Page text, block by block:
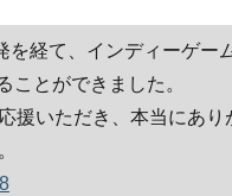
経て、インディーゲー
ことができました。
援いただき、本当にあ